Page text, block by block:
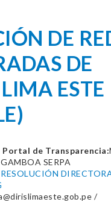
DE
DE
ESTE
Portal de Transparencia:
SERPA
RESOLUCIÓN
/